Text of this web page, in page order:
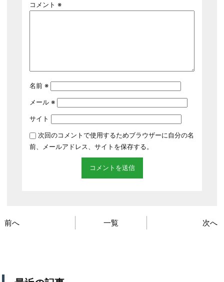
コメント ※
名前 ※
メール ※
サイト
次回のコメントで使用するためブラウザーに自分の名
前、メールアドレス、サイトを保存する。
前へ 一覧 次へ